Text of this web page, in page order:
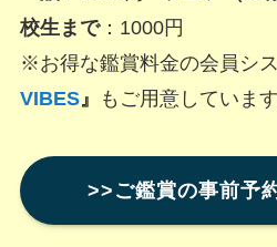
校生まで：1000円
※お得な鑑賞料金の会員シ
VIBES』 もご用意しています
>>ご鑑賞の事前予